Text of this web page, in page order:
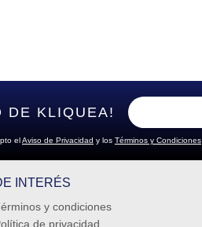
DE KLIQUEA!
elAviso de Privacidad y los Términos y Condiciones
INTERÉS
y condiciones
de privacidad